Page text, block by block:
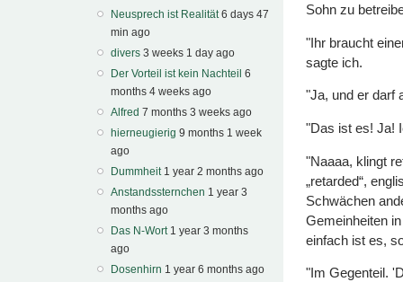
Neusprech ist Realität 6 days 47
min ago
divers 3 weeks 1 day ago
Der Vorteil ist kein Nachteil 6
months 4 weeks ago
Alfred 7 months 3 weeks ago
hierneugierig 9 months 1 week
ago
Dummheit 1 year 2 months ago
Anstandssternchen 1 year 3
months ago
Das N-Wort 1 year 3 months
ago
Dosenhirn 1 year 6 months ago
Sohn zu
"Ihr braucht
sagte ich.
"Ja, und er darf
"Das ist es! Ja!
"Naaaa, klingt
„retarded“,
Schwächen
Gemeinheiten
einfach ist es,
"Im Gegenteil.